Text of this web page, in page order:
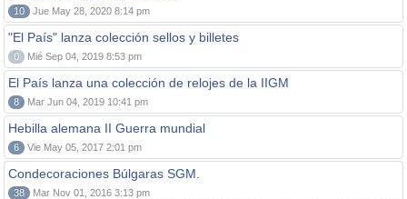
10 Jue May 28, 2020 8:14 pm
"El País" lanza colección sellos y billetes
0 Mié Sep 04, 2019 8:53 pm
El País lanza una colección de relojes de la IIGM
8 Mar Jun 04, 2019 10:41 pm
Hebilla alemana II Guerra mundial
6 Vie May 05, 2017 2:01 pm
Condecoraciones Búlgaras SGM.
38 Mar Nov 01, 2016 3:13 pm